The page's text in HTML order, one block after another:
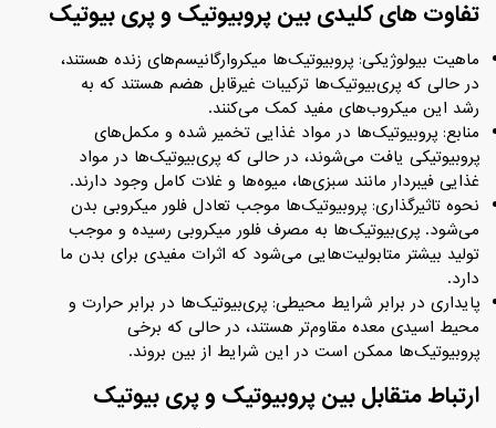
تفاوت‌ های کلیدی بین پروبیوتیک و پری‌ بیوتیک
ماهیت بیولوژیکی: پروبیوتیک‌ها میکروارگانیسم‌های زنده هستند،
در حالی که پری‌بیوتیک‌ها ترکیبات غیرقابل هضم هستند که به
رشد این میکروب‌های مفید کمک می‌کنند.
منابع: پروبیوتیک‌ها در مواد غذایی تخمیر شده و مکمل‌های
پروبیوتیکی یافت می‌شوند، در حالی که پری‌بیوتیک‌ها در مواد
غذایی فیبردار مانند سبزی‌ها، میوه‌ها و غلات کامل وجود دارند.
نحوه تاثیرگذاری: پروبیوتیک‌ها موجب تعادل فلور میکروبی بدن
می‌شود. پری‌بیوتیک‌ها به مصرف فلور میکروبی رسیده و موجب
تولید بیشتر متابولیت‌هایی می‌شود که اثرات مفیدی برای بدن ما
دارد.
پایداری در برابر شرایط محیطی: پری‌بیوتیک‌ها در برابر حرارت و
محیط اسیدی معده مقاوم‌تر هستند، در حالی که برخی
پروبیوتیک‌ها ممکن است در این شرایط از بین بروند.
ارتباط متقابل بین پروبیوتیک و پری‌ بیوتیک